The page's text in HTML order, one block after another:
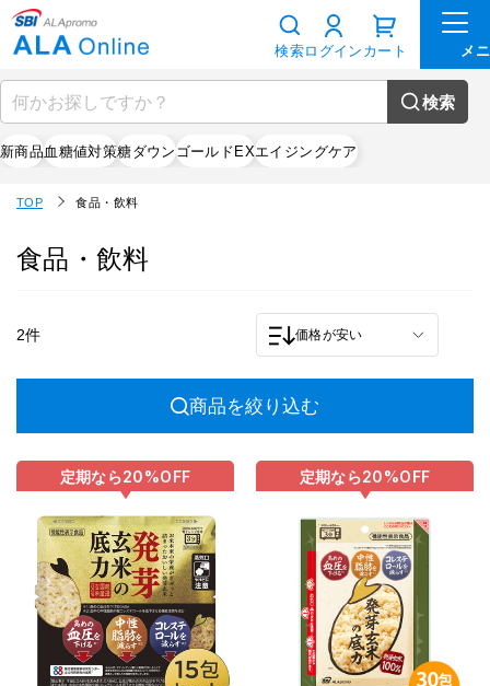
検索
新商品血糖値対策糖ダウンゴールドEXエイジングケア
検索ログイン カート
TOP 食品・飲料
食品・飲料
2件 価格が安い
商品を絞り込む
定期なら20%OFF 定期なら20%OFF